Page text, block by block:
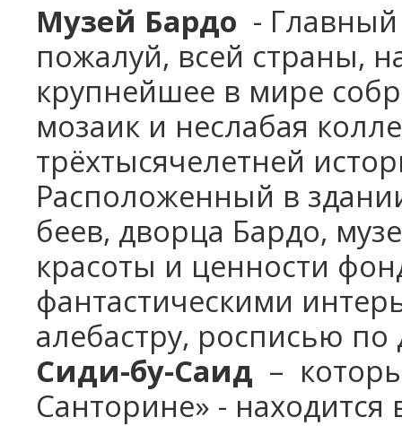
Музей Бардо -
пожалуй, всей страны,
крупнейшее в мире
мозаик и неслабая
трёхтысячелетней
Расположенный в
беев, дворца Бардо,
красоты и ценности
фантастическими
алебастру, росписью по
Сиди-бу-Саид –
Санторине» - находится